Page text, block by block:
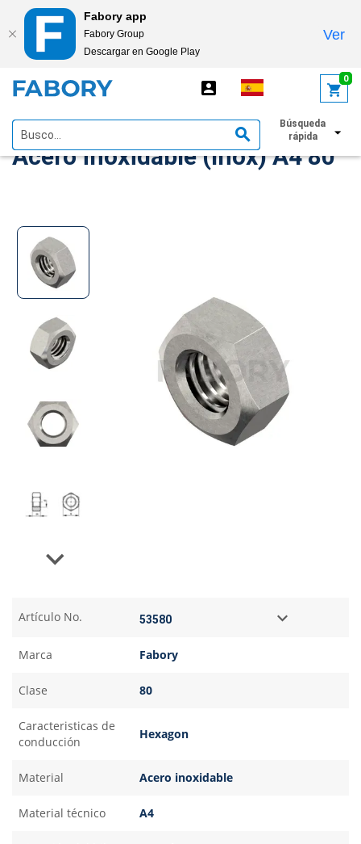
Fabory app
Fabory Group
Descargar en Google Play
Ver
0
Búsqueda
rápida
Tuerca hexagonal DIN 934
Acero inoxidable (Inox) A4 80
Next
Artículo No.
Marca Fabory
Clase 80
Caracteristicas de
conducción
Hexagon
Material Acero inoxidable
Material técnico A4